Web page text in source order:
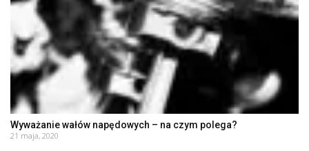
Wyważanie wałów napędowych – na czym polega?
21 maja, 2020